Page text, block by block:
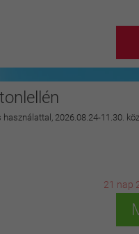
2026.08.24-11.30.
21 nap